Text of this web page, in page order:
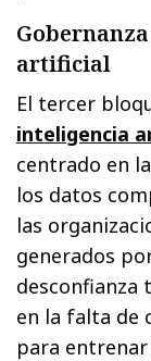
artificial
El tercer
inteligencia
centrado en
los datos
las
generados
desconfianza
en la falta de
para